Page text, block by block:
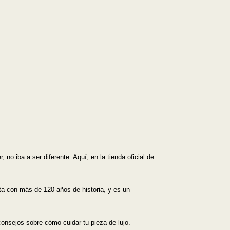
no iba a ser diferente. Aquí, en la tienda oficial de
con más de 120 años de historia, y es un
sobre cómo cuidar tu pieza de lujo.